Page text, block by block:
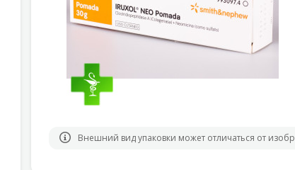
Внешний вид упаковки может отличаться от